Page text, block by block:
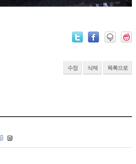
수정 삭제 목록으로